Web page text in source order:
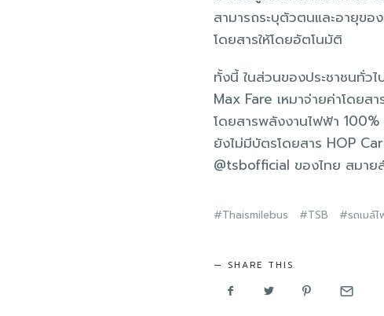
สามารถระบุตัวตนและอายุข
โดยสารให้โดยอัตโนมัติ
ทั้งนี้ ในส่วนของประชาชนทั่ว
Max Fare เหมาจ่ายค่าโดย
โดยสารพลังงานไฟฟ้า
ยังไม่มีบัตรโดยสาร HOP
@tsbofficial ของไทย สมาย
Thaismilebus TSB รถเมล์
SHARE THIS